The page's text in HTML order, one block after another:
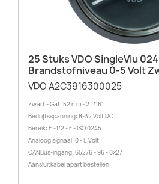
25 Stuks VDO SingleViu
Brandstofniveau 0-5 Volt
VDO A2C3916300025
Zwart - Gat: 52 mm - 2 1/16"
Bedrijfsspanning: 8-32 Volt DC
Bereik: E -1/2 - F - ISO 0245
Analoog signaal: 0 - 5 Volt
CANBus-ingang: 65276 - 96 - 0x27
Aansluitkabel apart bestellen